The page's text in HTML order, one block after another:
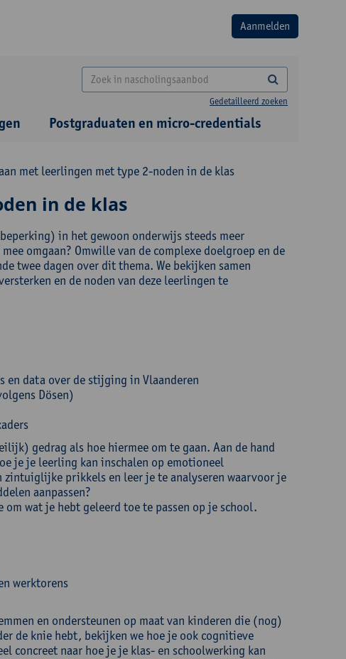
Gedetailleerd zoeken
Postgraduaten en micro-credentials
met leerlingen met type 2-noden in de klas
in de klas
in het gewoon onderwijs steeds meer
omgaan? Omwille van de complexe doelgroep en de
twee dagen over dit thema. We bekijken samen
en de noden van deze leerlingen te
en data over de stijging in Vlaanderen
Dösen)
gedrag als hoe hiermee om te gaan. Aan de hand
je je leerling kan inschalen op emotioneel
prikkels en leer je te analyseren waarvoor je
aanpassen?
wat je hebt geleerd toe te passen op je school.
werktorens
en ondersteunen op maat van kinderen die (nog)
de knie hebt, bekijken we hoe je ook cognitieve
concreet naar hoe je je klas- en schoolwerking kan